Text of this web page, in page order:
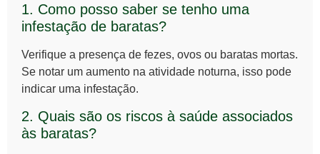
1. Como posso saber se tenho uma
infestação de baratas?
Verifique a presença de fezes, ovos ou baratas mortas.
Se notar um aumento na atividade noturna, isso pode
indicar uma infestação.
2. Quais são os riscos à saúde associados
às baratas?